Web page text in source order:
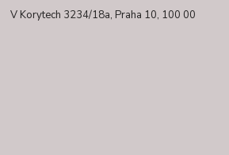
V Korytech 3234/18a, Praha 10, 100 00